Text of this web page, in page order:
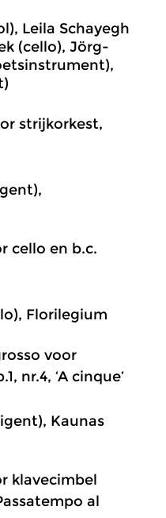
Leila Schayegh
(cello), Jörg-
strijkorkest,
cello en b.c.
Florilegium
voor
nr.4, ‘A cinque’
Kaunas
klavecimbel
al